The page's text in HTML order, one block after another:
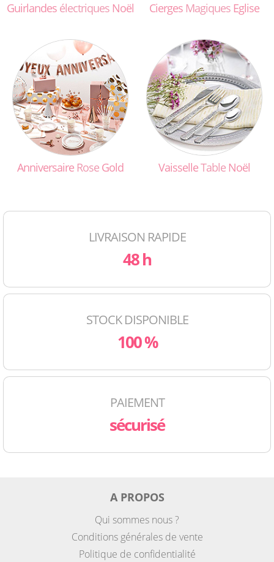
Guirlandes électriquesNoël Cierges MagiquesEglise
Anniversaire RoseGold VaisselleTableNoël
LIVRAISON RAPIDE
48 h
STOCK DISPONIBLE
100 %
PAIEMENT
sécurisé
A PROPOS
Qui sommes nous ?
Conditions générales de vente
Politique de confidentialité